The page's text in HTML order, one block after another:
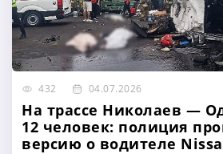
432 04.07.2026
На трассе Николаев —
12 человек: полиция
версию о водителе